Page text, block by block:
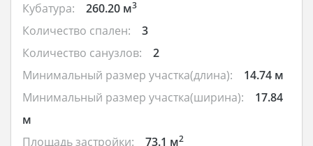
Кубатура: 260.20 м3
Количество спален:
3
Количество санузлов:
2
Минимальный размер участка(длина):
14.74 м
Минимальный размер участка(ширина):
17.84
м
Площадь застройки:
73.1 м2